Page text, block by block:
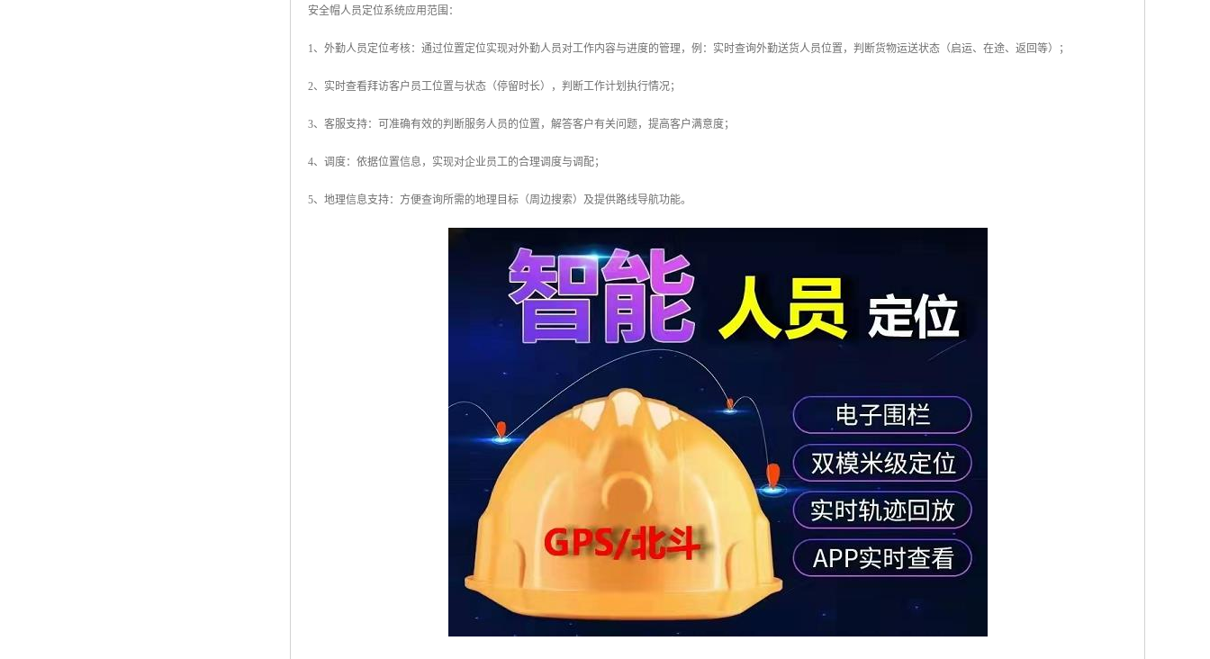
安全帽人员定位系统应用范围：
1、外勤人员定位考核：通过位置定位实现对外勤人员对工作内容与进度的管理，例：实时查询外勤送货人员位置，判断货物运送状态（启运、在途、返回等）；
2、实时查看拜访客户员工位置与状态（停留时长），判断工作计划执行情况；
3、客服支持：可准确有效的判断服务人员的位置，解答客户有关问题，提高客户满意度；
4、调度：依据位置信息，实现对企业员工的合理调度与调配；
5、地理信息支持：方便查询所需的地理目标（周边搜索）及提供路线导航功能。